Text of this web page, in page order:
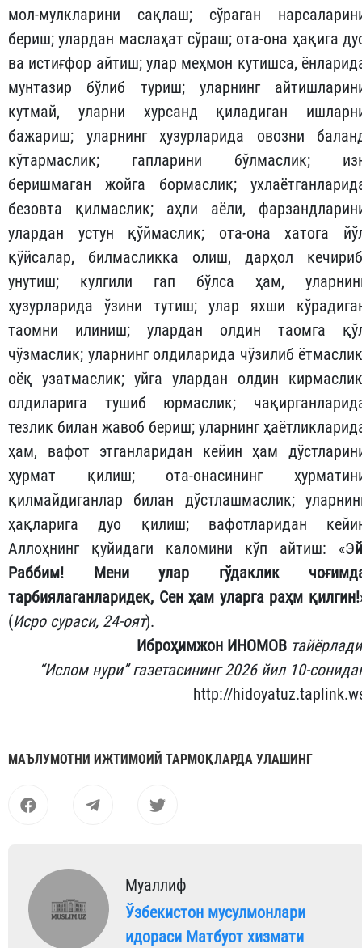
мол-мулкларини сақлаш; сўраган
бериш; улардан маслаҳат сўраш; ота-она ҳақига
ва истиғфор айтиш; улар меҳмон кутишса,
мунтазир бўлиб туриш; уларнинг
кутмай, уларни хурсанд қиладиган
бажариш; уларнинг ҳузурларида овозни
кўтармаслик; гапларини бўлмаслик;
беришмаган жойга бормаслик;
безовта қилмаслик; аҳли аёли,
улардан устун қўймаслик; ота-она хатога
қўйсалар, билмасликка олиш, дарҳол
унутиш; кулгили гап бўлса ҳам,
ҳузурларида ўзини тутиш; улар яхши
таомни илиниш; улардан олдин таомга
чўзмаслик; уларнинг олдиларида чўзилиб
оёқ узатмаслик; уйга улардан олдин
олдиларига тушиб юрмаслик;
тезлик билан жавоб бериш; уларнинг
ҳам, вафот этганларидан кейин ҳам
ҳурмат қилиш; ота-онасининг
қилмайдиганлар билан дўстлашмаслик;
ҳақларига дуо қилиш; вафотларидан
Аллоҳнинг қуйидаги каломини кўп айтиш: «Э
Раббим! Мени улар гўдаклик
тарбиялаганларидек, Сен ҳам уларга раҳм қилгин!
(Исро сураси, 24-оят).
Иброҳимжон ИНОМОВ
“Ислом нури” газетасининг 2026 йил 10-
http://
МАЪЛУМОТНИ ИЖТИМОИЙ ТАРМОҚЛАРДА УЛАШИНГ
Муаллиф
Ўзбекистон мусулмонлари
идораси Матбуот хизмати